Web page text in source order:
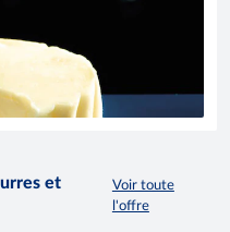
et
Voir toute
l'offre